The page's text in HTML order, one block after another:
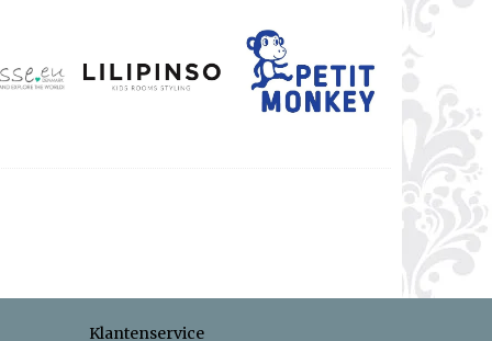
Klantenservice